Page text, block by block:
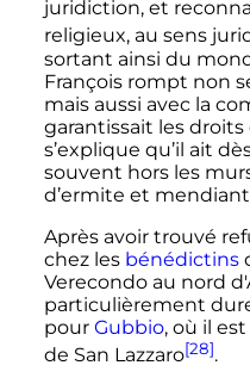
juridiction, et
religieux, au sens
sortant ainsi du
François rompt non
mais aussi avec la
garantissait les
s’explique qu’il ait
souvent hors les
d’ermite et
Après avoir trouvé
chez les bénédictins
Verecondo au nord
particulièrement
pour Gubbio, où il
de San Lazzaro[28].